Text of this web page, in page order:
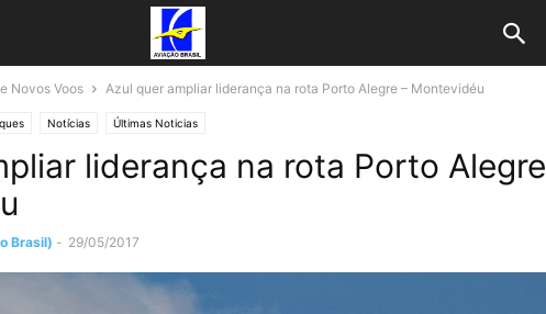
Novos Voos Azul quer ampliar liderança na rota Porto Alegre – Montevidéu
Notícias Últimas Noticias
liderança na rota Porto Alegre
Brasil) - 29/05/2017